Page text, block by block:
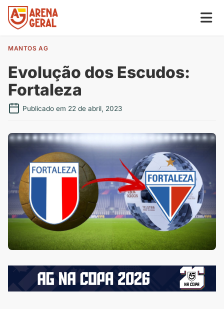
MANTOS AG
Evolução dos Escudos:
Fortaleza
Publicado em 22 de abril, 2023